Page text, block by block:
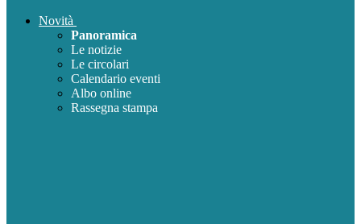
Novità
Panoramica
Le notizie
Le circolari
Calendario eventi
Albo online
Rassegna stampa